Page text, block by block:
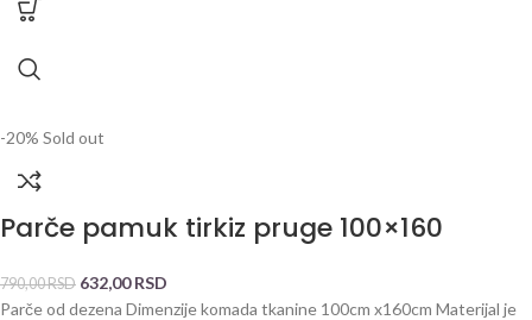
-20% Sold out
Parče pamuk tirkiz pruge 100×160
790,00RSD 632,00RSD
Parče od dezena Dimenzije komada tkanine 100cm x160cm Materijal je